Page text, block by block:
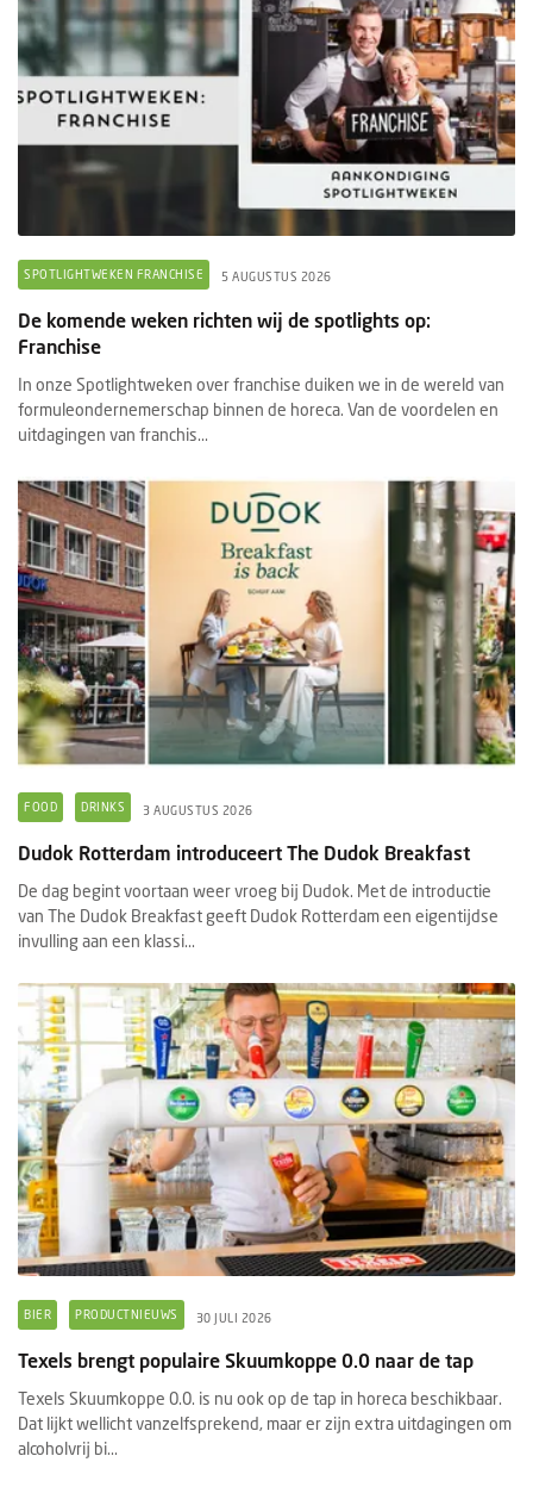
SPOTLIGHTWEKEN FRANCHISE 5 AUGUSTUS 2026
De komende weken richten wij de spotlights op:
Franchise
In onze Spotlightweken over franchise duiken we in de wereld van
formuleondernemerschap binnen de horeca. Van de voordelen en
uitdagingen van franchis...
FOOD DRINKS 3 AUGUSTUS 2026
Dudok Rotterdam introduceert The Dudok Breakfast
De dag begint voortaan weer vroeg bij Dudok. Met de introductie
van The Dudok Breakfast geeft Dudok Rotterdam een eigentijdse
invulling aan een klassi...
BIER PRODUCTNIEUWS 30 JULI 2026
Texels brengt populaire Skuumkoppe 0.0 naar de tap
Texels Skuumkoppe 0.0. is nu ook op de tap in horeca beschikbaar.
Dat lijkt wellicht vanzelfsprekend, maar er zijn extra uitdagingen om
alcoholvrij bi...